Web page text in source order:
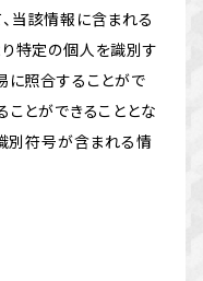
当該情報に含まれる
特定の個人を識別す
に照合することがで
ことができることとな
別符号が含まれる情